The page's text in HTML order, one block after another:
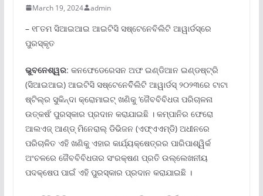
March 19, 2024 admin
– ୧୮ତମ ସିଆଇଆଇ ଆଇଟିସି ସଷ୍ଟେନେବିଲିଟି ଆୱାର୍ଡସ୍‌ରେ
ପୁରସ୍କୃତ
ଭୁବନେଶ୍ୱର: କନଫେଡେରେସନ ଅଫ ଇଣ୍ଡିଆନ ଇଣ୍ଡଷ୍ଟ୍ରି
(ସିଆଇଆଇ) ଆଇଟିସି ସଷ୍ଟେନେବିିଲିଟି ଆୱାର୍ଡସ୍ ୨୦୨୩ରେ ଟାଟା
ଷ୍ଟିଲ୍‌ର ସୁକିନ୍ଦା କ୍ରୋମାଇଟ୍ ଖଣିକୁ ‘ଜୈବବିବିଧତା ପରିଚାଳନା
ଉତ୍କର୍ଷ’ ପୁରସ୍କାର ପ୍ରଦାନ କରାଯାଇଛି । କମ୍ପାନିର ଫେରୋ
ଆଲଏଜ୍ ଆଣ୍ଡ୍ ମିନେରାଲ୍ ଡିଭିଜନ (ଏଫ୍‌ଏଏମ୍‌ଡି) ଅଧୀନରେ
ପରିଚାଳିତ ଏହି ଖଣିକୁ ଏହାର କାର୍ଯ୍ୟକ୍ଷେତ୍ରର ପାରିପାଶ୍ୱିର୍କ
ଅଂଚଳରେ ଜୈବବିବିଧତାର ସଂରକ୍ଷଣ ପ୍ରତି ଉଲ୍ଲେଖନୀୟ
ପଦକ୍ଷେପ ପାଇଁ ଏହି ପୁରସ୍କାର ପ୍ରଦାନ କରାଯାଇଛି ।